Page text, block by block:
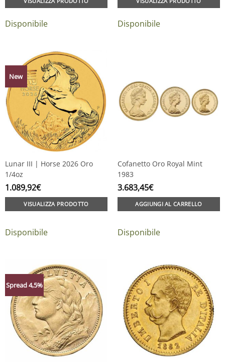
Disponibile Disponibile
New
Lunar III | Horse 2026 Oro
1/4oz
1.089,92€
VISUALIZZA PRODOTTO
Disponibile
Cofanetto Oro Royal Mint
1983
3.683,45€
AGGIUNGI AL CARRELLO
Disponibile
Spread 4,5%